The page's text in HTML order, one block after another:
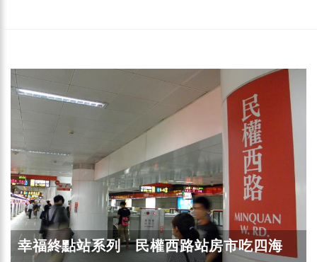
幸福終點站系列 民權西路站房市吃四海